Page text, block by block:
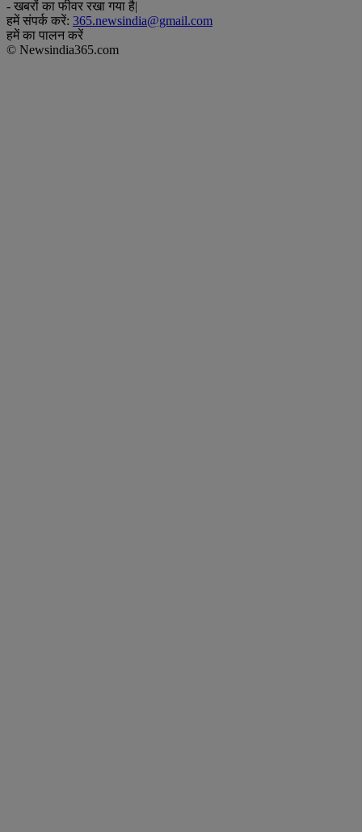
- खबरों का फीवर रखा गया है|
हमें संपर्क करें: 365.newsindia@gmail.com
हमें का पालन करें
© Newsindia365.com